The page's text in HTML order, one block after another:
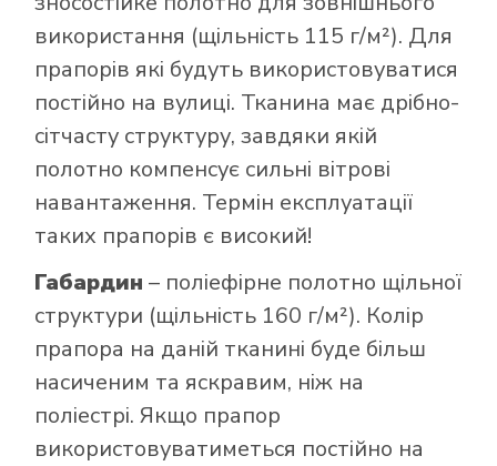
використання (щільність 115 г/м²). Для
прапорів які будуть використовуватися
постійно на вулиці. Тканина має дрібно-
сітчасту структуру, завдяки якій
полотно компенсує сильні вітрові
навантаження. Термін експлуатації
таких прапорів є високий!
Габардин – поліефірне полотно щільної
структури (щільність 160 г/м²). Колір
прапора на даній тканині буде більш
насиченим та яскравим, ніж на
поліестрі. Якщо прапор
використовуватиметься постійно на